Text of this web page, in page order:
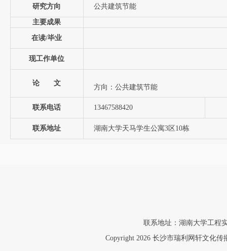
研究方向 公共建筑节能
主要成果
在读/毕业
现工作单位
论 文
方向：公共建筑节能
联系电话 13467588420
联系地址 湖南大学天马学生公寓3区10栋
联系地址：湖南大学工程
Copyright 2026 长沙市瑞利网轩文化传